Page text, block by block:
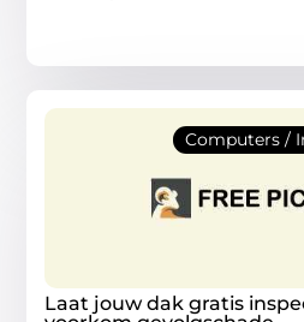
Computers /
Laat jouw dak gratis